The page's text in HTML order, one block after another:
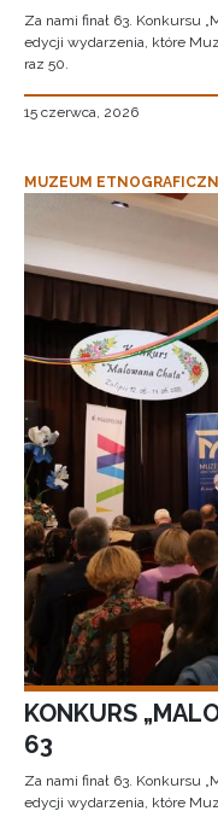
Za nami finał 63. Konkursu
edycji wydarzenia, które
raz 50.
15 czerwca, 2026
MUZEUM
KONKURS
63
Za nami finał 63. Konkursu
edycji wydarzenia, które